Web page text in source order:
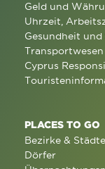
Geld und
Uhrzeit,
Gesundheit
Transportwesen
Cyprus
PLACES TO GO
Bezirke & Städte
Dörfer